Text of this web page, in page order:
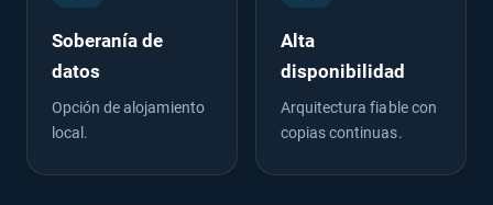
Soberanía de
datos
Opción de alojamiento
local.
Alta
disponibilidad
Arquitectura fiable con
copias continuas.